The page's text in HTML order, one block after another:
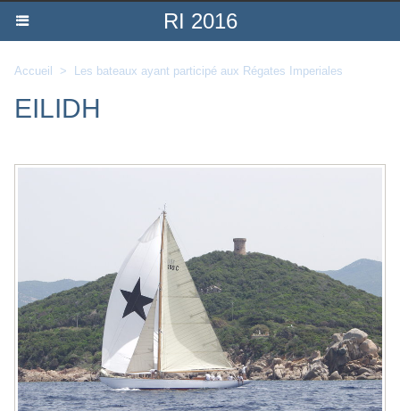
RI 2016
Accueil > Les bateaux ayant participé aux Régates Imperiales
EILIDH